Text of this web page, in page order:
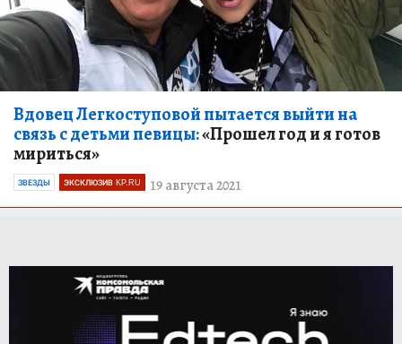
Вдовец Легкоступовой пытается выйти на
связь с детьми певицы:«Прошел год и я готов
мириться»
19 августа 2021
ЗВЕЗДЫ ЭКСКЛЮЗИВ KP.RU